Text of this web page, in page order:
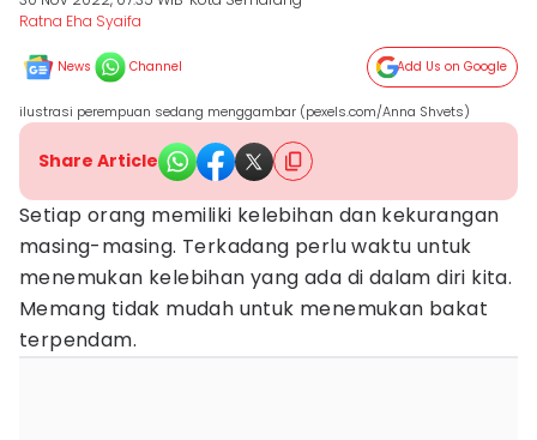
Ratna Eha Syaifa
News Channel Add Us on Google
ilustrasi perempuan sedang menggambar (pexels.com/Anna Shvets)
Share Article
Setiap orang memiliki kelebihan dan kekurangan
masing-masing. Terkadang perlu waktu untuk
menemukan kelebihan yang ada di dalam diri kita.
Memang tidak mudah untuk menemukan bakat
terpendam.